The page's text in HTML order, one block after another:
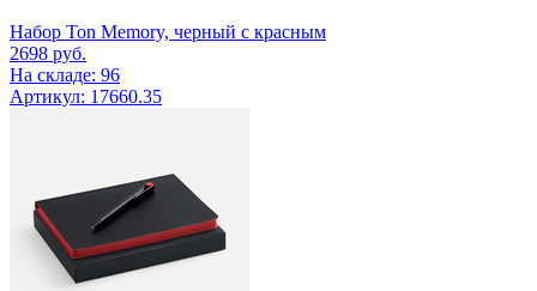
Набор Ton Memory, черный с красным
2698 руб.
На складе: 96
Артикул: 17660.35